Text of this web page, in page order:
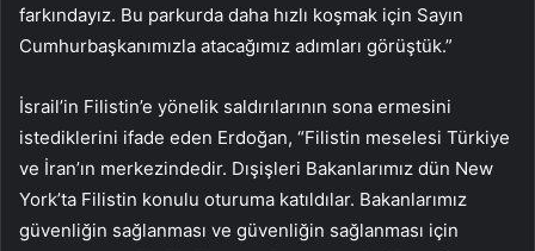
farkındayız. Bu parkurda daha hızlı koşmak için Sayın
Cumhurbaşkanımızla atacağımız adımları görüştük.”
İsrail’in Filistin’e yönelik saldırılarının sona ermesini
istediklerini ifade eden Erdoğan, “Filistin meselesi Türkiye
ve İran’ın merkezindedir. Dışişleri Bakanlarımız dün New
York’ta Filistin konulu oturuma katıldılar. Bakanlarımız
güvenliğin sağlanması ve güvenliğin sağlanması için